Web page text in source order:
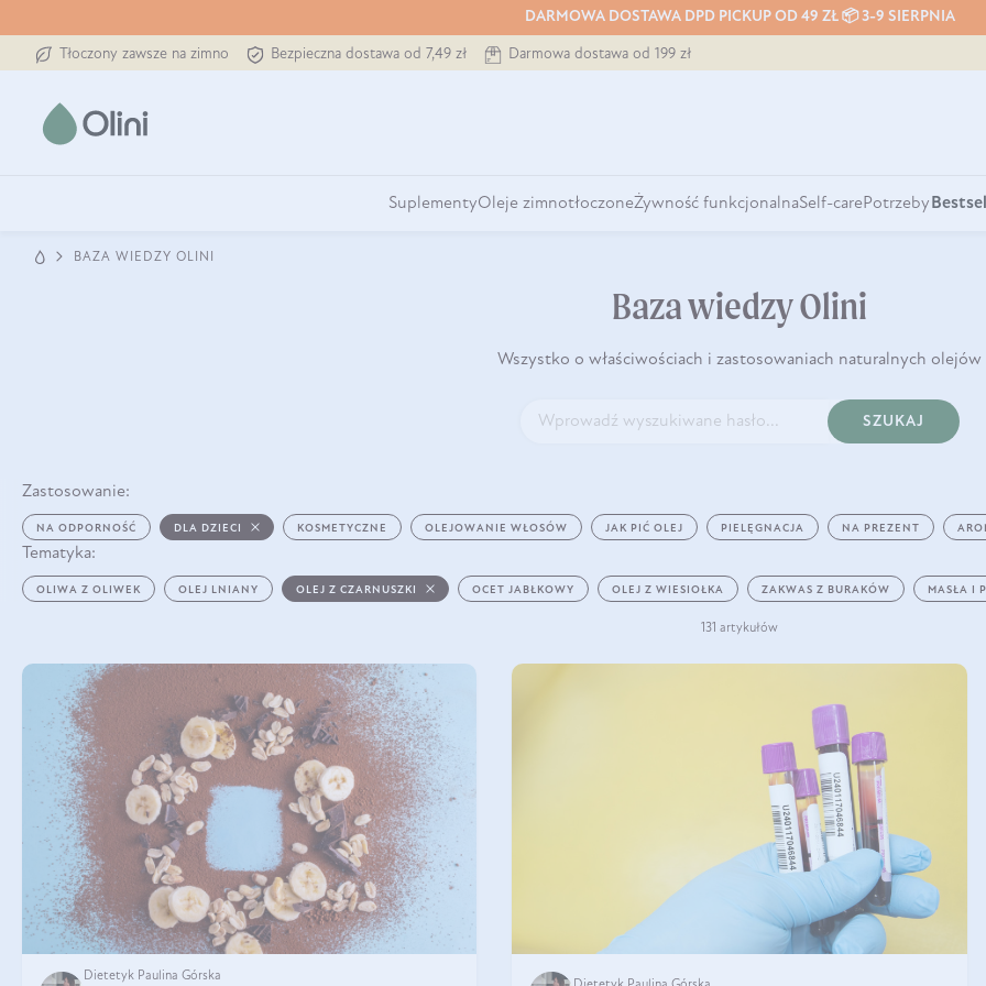
DARMOWA DOSTAWA DPD PICKUP OD 49 ZŁ 📦 3-9 SIERPNIA
Tłoczony zawsze na zimno Bezpieczna dostawa od 7,49 zł Darmowa dostawa od 199 zł
SuplementyOleje zimnotłoczoneŻywność funkcjonalnaSelf-carePotrzeby
BAZA WIEDZY OLINI
Baza wiedzy Olini
Wszystko o właściwościach i zastosowaniach naturalnych olejów
SZUKAJ
Zastosowanie:
NA ODPORNOŚĆ DLA DZIECI KOSMETYCZNE OLEJOWANIE WŁOSÓW JAK PIĆ OLEJ PIELĘGNACJA NA PREZENT
Tematyka:
OLIWA Z OLIWEK OLEJ LNIANY OLEJ Z CZARNUSZKI OCET JABŁKOWY OLEJ Z WIESIOŁKA ZAKWAS Z BURAKÓW MASŁA I
131 artykułów
Dietetyk Paulina Górska